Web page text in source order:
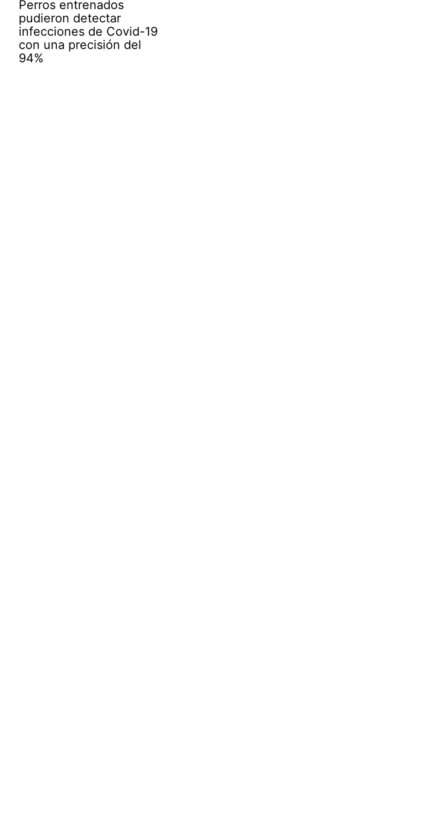
Perros entrenados
pudieron detectar
infecciones de Covid-19
con una precisión del
94%